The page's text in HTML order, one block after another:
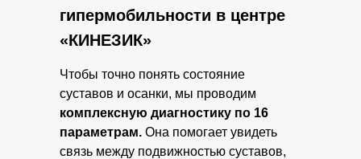
гипермобильности в центре
«КИНЕЗИК»
Чтобы точно понять состояние
суставов и осанки, мы проводим
комплексную диагностику по 16
параметрам. Она помогает увидеть
связь между подвижностью суставов,